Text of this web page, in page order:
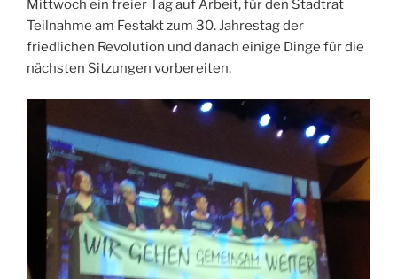
Mittwoch ein freier Tag auf Arbeit, für den Stadtrat
Teilnahme am Festakt zum 30. Jahrestag der
friedlichen Revolution und danach einige Dinge für die
nächsten Sitzungen vorbereiten.